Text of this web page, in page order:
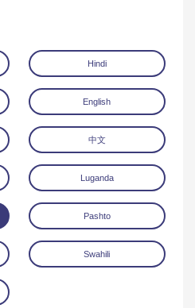
Hindi
English
中文
Luganda
Pashto
Swahili